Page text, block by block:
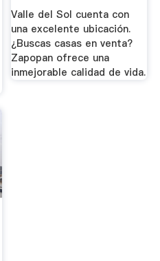
Valle del Sol cuenta con
una excelente ubicación.
¿Buscas casas en venta?
Zapopan ofrece una
inmejorable calidad de vida.